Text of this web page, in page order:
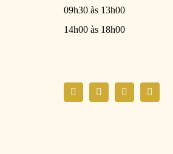
09h30 às 13h00
14h00 às 18h00